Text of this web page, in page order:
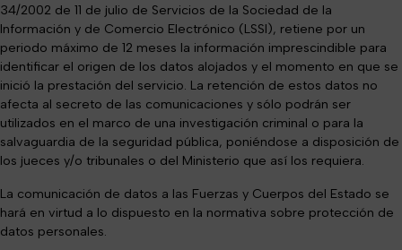
34/2002 de 11 de julio de Servicios de la Sociedad de la
Información y de Comercio Electrónico (LSSI), retiene por un
periodo máximo de 12 meses la información imprescindible para
identificar el origen de los datos alojados y el momento en que se
inició la prestación del servicio. La retención de estos datos no
afecta al secreto de las comunicaciones y sólo podrán ser
utilizados en el marco de una investigación criminal o para la
salvaguardia de la seguridad pública, poniéndose a disposición de
los jueces y/o tribunales o del Ministerio que así los requiera.
La comunicación de datos a las Fuerzas y Cuerpos del Estado se
hará en virtud a lo dispuesto en la normativa sobre protección de
datos personales.